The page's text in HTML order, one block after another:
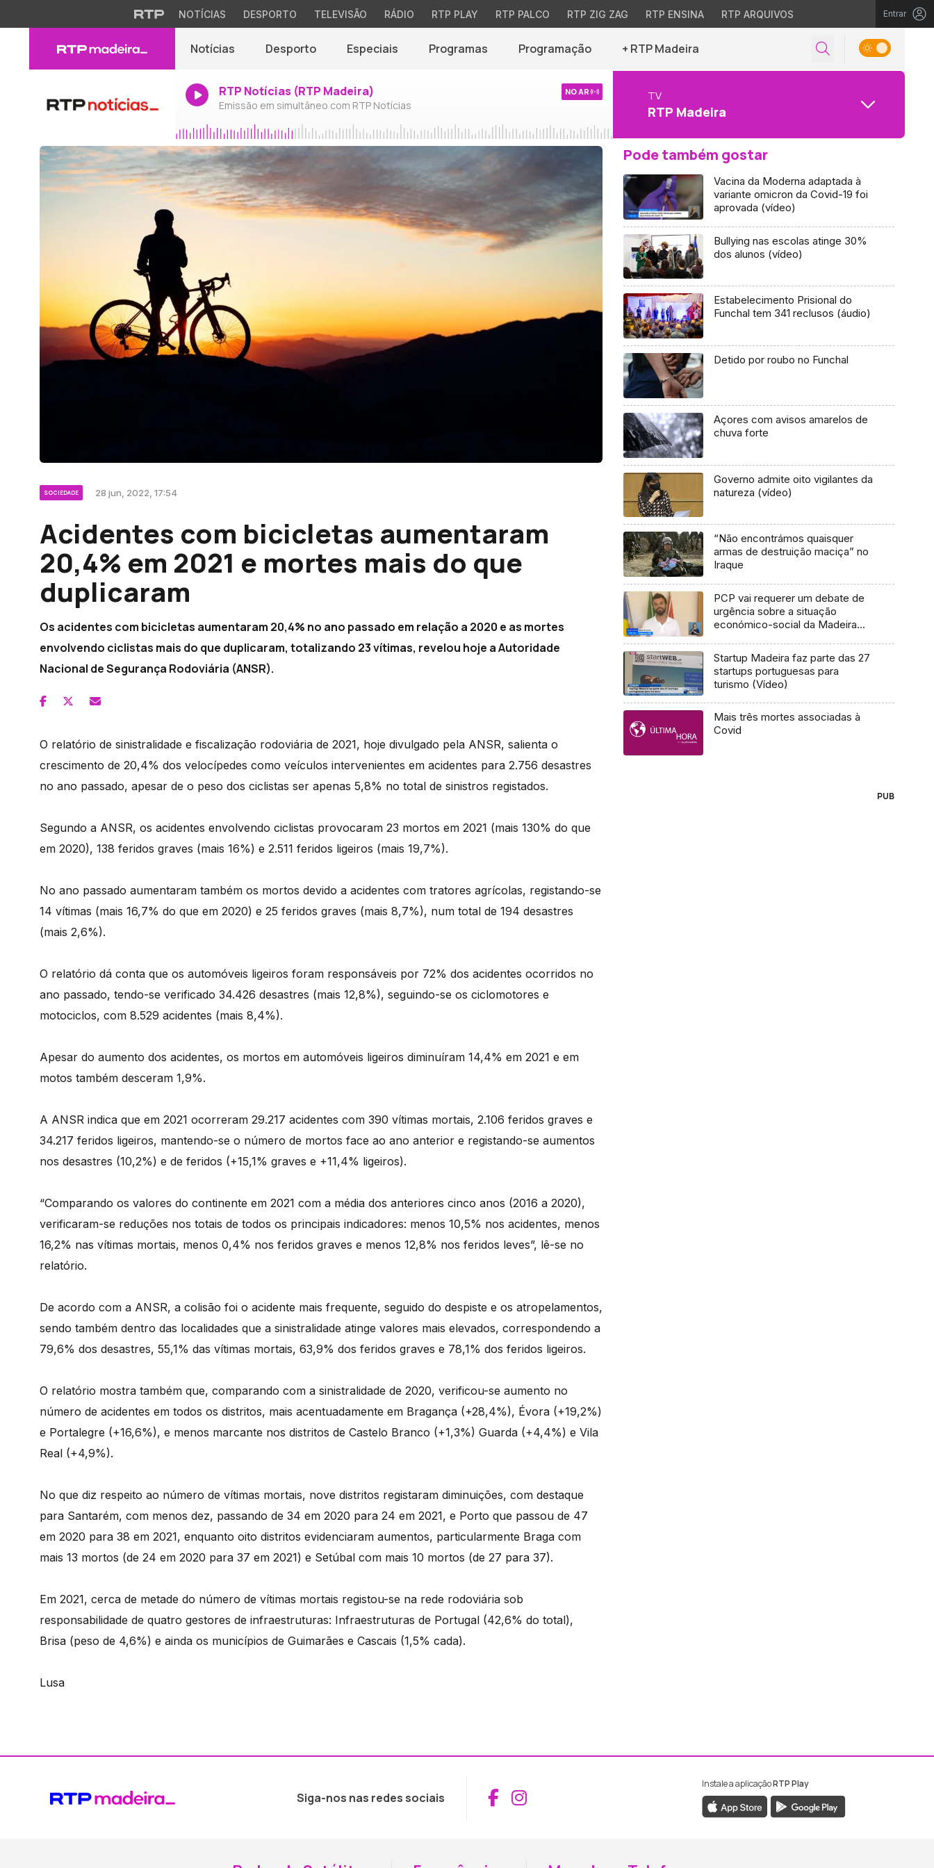
NOTÍCIAS DESPORTO TELEVISÃO RÁDIO RTP PLAY RTP PALCO RTP ZIG ZAG RTP ENSINA RTP ARQUIVOS Entrar
Notícias Desporto Especiais Programas Programação + RTP Madeira
RTP Notícias (RTP Madeira)
Emissão em simultâneo com RTP Notícias
NO AR TV
RTP Madeira
SOCIEDADE 28 jun, 2022, 17:54
Acidentes com bicicletas aumentaram
20,4% em 2021 e mortes mais do que
duplicaram
Os acidentes com bicicletas aumentaram 20,4% no ano passado em relação a 2020 e as mortes
envolvendo ciclistas mais do que duplicaram, totalizando 23 vítimas, revelou hoje a Autoridade
Nacional de Segurança Rodoviária (ANSR).
O relatório de sinistralidade e fiscalização rodoviária de 2021, hoje divulgado pela ANSR, salienta o
crescimento de 20,4% dos velocípedes como veículos intervenientes em acidentes para 2.756 desastres
no ano passado, apesar de o peso dos ciclistas ser apenas 5,8% no total de sinistros registados.
Segundo a ANSR, os acidentes envolvendo ciclistas provocaram 23 mortos em 2021 (mais 130% do que
em 2020), 138 feridos graves (mais 16%) e 2.511 feridos ligeiros (mais 19,7%).
No ano passado aumentaram também os mortos devido a acidentes com tratores agrícolas, registando-se
14 vítimas (mais 16,7% do que em 2020) e 25 feridos graves (mais 8,7%), num total de 194 desastres
(mais 2,6%).
O relatório dá conta que os automóveis ligeiros foram responsáveis por 72% dos acidentes ocorridos no
ano passado, tendo-se verificado 34.426 desastres (mais 12,8%), seguindo-se os ciclomotores e
motociclos, com 8.529 acidentes (mais 8,4%).
Apesar do aumento dos acidentes, os mortos em automóveis ligeiros diminuíram 14,4% em 2021 e em
motos também desceram 1,9%.
A ANSR indica que em 2021 ocorreram 29.217 acidentes com 390 vítimas mortais, 2.106 feridos graves e
34.217 feridos ligeiros, mantendo-se o número de mortos face ao ano anterior e registando-se aumentos
nos desastres (10,2%) e de feridos (+15,1% graves e +11,4% ligeiros).
“Comparando os valores do continente em 2021 com a média dos anteriores cinco anos (2016 a 2020),
verificaram-se reduções nos totais de todos os principais indicadores: menos 10,5% nos acidentes, menos
16,2% nas vítimas mortais, menos 0,4% nos feridos graves e menos 12,8% nos feridos leves”, lê-se no
relatório.
De acordo com a ANSR, a colisão foi o acidente mais frequente, seguido do despiste e os atropelamentos,
sendo também dentro das localidades que a sinistralidade atinge valores mais elevados, correspondendo a
79,6% dos desastres, 55,1% das vítimas mortais, 63,9% dos feridos graves e 78,1% dos feridos ligeiros.
O relatório mostra também que, comparando com a sinistralidade de 2020, verificou-se aumento no
número de acidentes em todos os distritos, mais acentuadamente em Bragança (+28,4%), Évora (+19,2%)
e Portalegre (+16,6%), e menos marcante nos distritos de Castelo Branco (+1,3%) Guarda (+4,4%) e Vila
Real (+4,9%).
No que diz respeito ao número de vítimas mortais, nove distritos registaram diminuições, com destaque
para Santarém, com menos dez, passando de 34 em 2020 para 24 em 2021, e Porto que passou de 47
em 2020 para 38 em 2021, enquanto oito distritos evidenciaram aumentos, particularmente Braga com
mais 13 mortos (de 24 em 2020 para 37 em 2021) e Setúbal com mais 10 mortos (de 27 para 37).
Em 2021, cerca de metade do número de vítimas mortais registou-se na rede rodoviária sob
responsabilidade de quatro gestores de infraestruturas: Infraestruturas de Portugal (42,6% do total),
Brisa (peso de 4,6%) e ainda os municípios de Guimarães e Cascais (1,5% cada).
Lusa
Pode também gostar
Vacina da Moderna adaptada à
variante omicron da Covid-19 foi
aprovada (vídeo)
Bullying nas escolas atinge 30%
dos alunos (vídeo)
Estabelecimento Prisional do
Funchal tem 341 reclusos (áudio)
Detido por roubo no Funchal
Açores com avisos amarelos de
chuva forte
Governo admite oito vigilantes da
natureza (vídeo)
“Não encontrámos quaisquer
armas de destruição maciça” no
Iraque
PCP vai requerer um debate de
urgência sobre a situação
económico-social da Madeira
Startup Madeira faz parte das 27
startups portuguesas para
turismo (Vídeo)
Mais três mortes associadas à
Covid
PUB
Siga-nos nas redes sociais Aceder ao Facebook da RTP Madeira
Aceder ao Instagram da RTP Madeira
Instale a aplicaçãoRTP Play